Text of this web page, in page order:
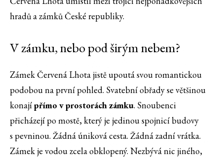
hradů a zámků České republiky.
V zámku, nebo pod širým nebem?
Zámek Červená Lhota jistě upoutá svou romantickou
podobou na první pohled. Svatební obřady se většinou
konajípřímo v prostorách zámku. Snoubenci
přicházejí po mostě, který je jedinou spojnicí budovy
s pevninou. Žádná úniková cesta. Žádná zadní vrátka.
Zámek je vodou zcela obklopený. Nezbývá nic jiného,